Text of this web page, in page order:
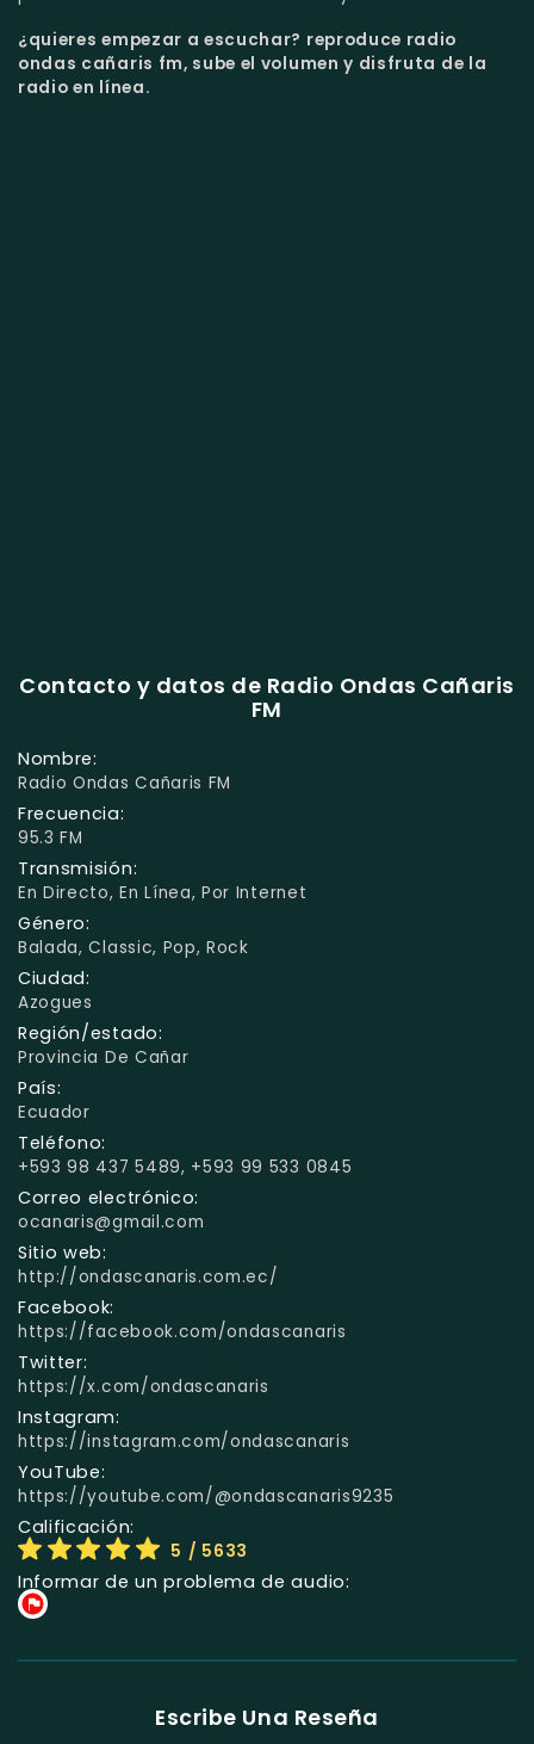
¿quieres empezar a escuchar? reproduce radio
ondas cañaris fm, sube el volumen y disfruta de la
radio en línea.
Contacto y datos de Radio Ondas Cañaris
FM
Nombre:
Radio Ondas Cañaris FM
Frecuencia:
95.3 FM
Transmisión:
En Directo, En Línea, Por Internet
Género:
Balada, Classic, Pop, Rock
Ciudad:
Azogues
Región/estado:
Provincia De Cañar
País:
Ecuador
Teléfono:
+593 98 437 5489, +593 99 533 0845
Correo electrónico:
ocanaris@gmail.com
Sitio web:
http://ondascanaris.com.ec/
Facebook:
https://facebook.com/ondascanaris
Twitter:
https://x.com/ondascanaris
Instagram:
https://instagram.com/ondascanaris
YouTube:
https://youtube.com/@ondascanaris9235
Calificación:
5 / 5633
Informar de un problema de audio:
Escribe Una Reseña